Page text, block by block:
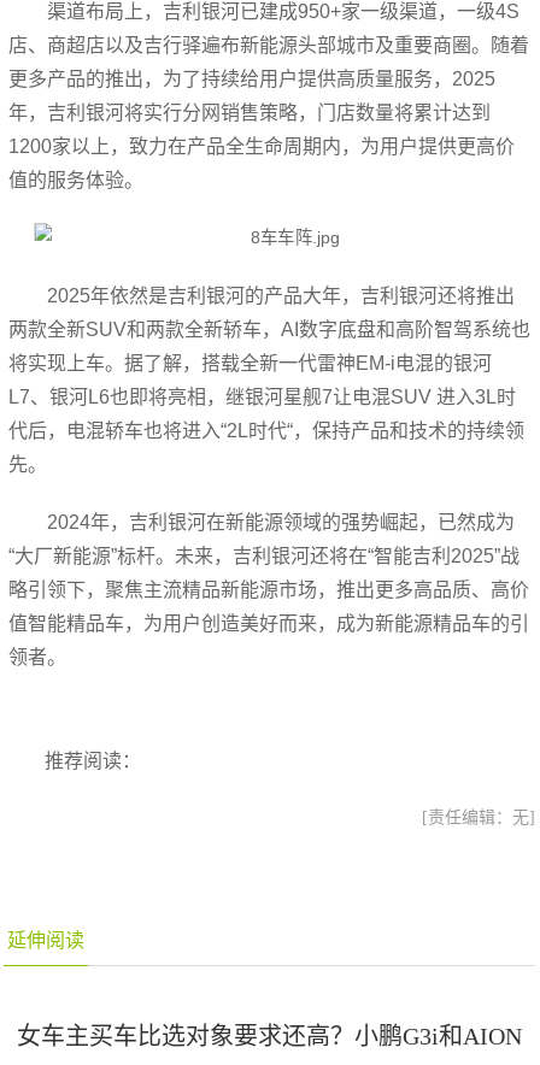
渠道布局上，吉利银河已建成950+家一级渠道，一级4S
店、商超店以及吉行驿遍布新能源头部城市及重要商圈。随着
更多产品的推出，为了持续给用户提供高质量服务，2025
年，吉利银河将实行分网销售策略，门店数量将累计达到
1200家以上，致力在产品全生命周期内，为用户提供更高价
值的服务体验。
2025年依然是吉利银河的产品大年，吉利银河还将推出
两款全新SUV和两款全新轿车，AI数字底盘和高阶智驾系统也
将实现上车。据了解，搭载全新一代雷神EM-i电混的银河
L7、银河L6也即将亮相，继银河星舰7让电混SUV 进入3L时
代后，电混轿车也将进入“2L时代“，保持产品和技术的持续领
先。
2024年，吉利银河在新能源领域的强势崛起，已然成为
“大厂新能源”标杆。未来，吉利银河还将在“智能吉利2025”战
略引领下，聚焦主流精品新能源市场，推出更多高品质、高价
值智能精品车，为用户创造美好而来，成为新能源精品车的引
领者。
推荐阅读：
[责任编辑：无]
延伸阅读
女车主买车比选对象要求还高？小鹏G3i和AION